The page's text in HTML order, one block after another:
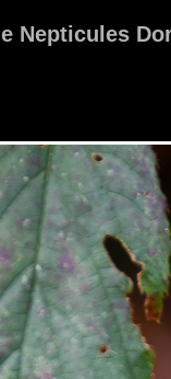
Nepticules